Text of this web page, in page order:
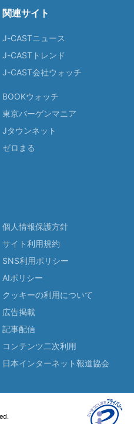
関連サイト
J-CASTニュース
J-CASTトレンド
J-CAST会社ウォッチ
BOOKウォッチ
東京バーゲンマニア
Jタウンネット
ゼロまる
個人情報保護方針
サイト利用規約
SNS利用ポリシー
AIポリシー
クッキーの利用について
広告掲載
記事配信
コンテンツ二次利用
日本インターネット報道協会